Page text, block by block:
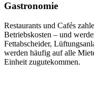
Gastronomie
Restaurants und Cafés
Betriebskosten – und
Fettabscheider,
werden häufig auf alle
Einheit zugutekommen.